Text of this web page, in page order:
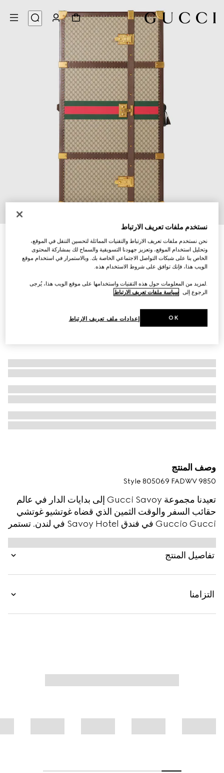
صندوق أحذية صلب كبير الحجم جداً من Gucci Savoy
وصف المنتج
Style ‎805069 FADWV 9850
تعيدنا مجموعة Gucci Savoy إلى بدايات الدار في عالم
حقائب السفر والوقت الثمين الذي قضاه غوتشيو غوتشي
Guccio Gucci في فندق Savoy Hotel في لندن. تستمر
قطع السفر بالتطوّر لتواكب الحياة العصرية، على غرار
صندوق الأحذية هذا من كانفاس GG Supreme باللونين
البيج والأبنوس، وتكتمل بتقليم شريط ويب الأرشيفي.
تفاصيل المنتج
التزامنا
نستخدم ملفات تعريف الارتباط
نحن نستخدم ملفات تعريف الارتباط والتقنيات المماثلة لتحسين التنقل في الموقع،
وتحليل استخدام الموقع، وتعزيز جهودنا التسويقية والسماح لك بمشاركة المحتوى
الخاص بنا على شبكات التواصل الاجتماعي الخاصة بك. وبالاستمرار في استخدام موقع
الويب هذا، فإنك توافق على شروط الاستخدام هذه.
.لمزيد من المعلومات حول هذه التقنيات واستخدامها على موقع الويب هذا، يُرجى
الرجوع إلى سياسة ملفات تعريف الارتباط
إعدادات ملف تعريف الارتباط OK